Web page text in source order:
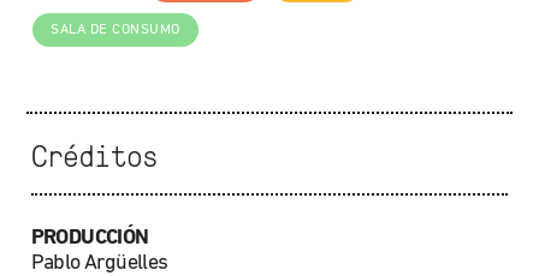
SALA DE CONSUMO
Créditos
PRODUCCIÓN
Pablo Argüelles